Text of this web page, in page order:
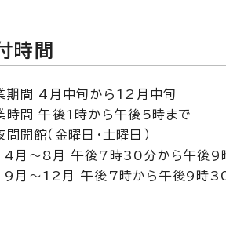
時間
期間 4月中旬から12月中旬
時間 午後1時から午後5時まで
開館（金曜日・土曜日）
4月～8月 午後7時30分から午後9
9月～12月 午後7時から午後9時